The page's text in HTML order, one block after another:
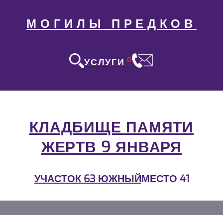
МОГИЛЫ ПРЕДКОВ
УСЛУГИ 0
КЛАДБИЩЕ ПАМЯТИ
ЖЕРТВ 9 ЯНВАРЯ
УЧАСТОК 63 ЮЖНЫЙМЕСТО 41